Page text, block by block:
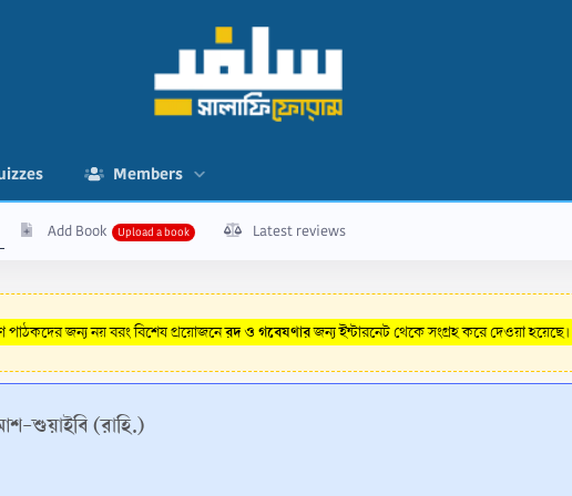
Members
Add Book Latest reviews
পাঠকদের জন্য নয় বরং বিশেষ প্রয়োজনেরদ ও গবেষণারজন্য ইন্টারনেট থেকে সংগ্রহ করে দেওয়া হয়েছে।
শুয়াইবি (রাহি.)